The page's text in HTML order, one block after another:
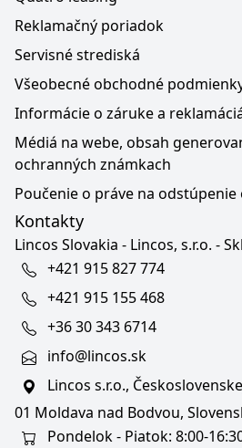
Reklamačný poriadok
Servisné strediská
Všeobecné obchodné
Informácie o záruke a
Médiá na webe, obsah
ochranných známkach
Poučenie o práve na odstúpenie
Kontakty
Lincos Slovakia - Lincos, s.r.o. -
+421 915 827 774
+421 915 155 468
+36 30 343 6714
info@lincos.sk
Lincos s.r.o.,
01 Moldava nad Bodvou,
Pondelok - Piatok: 8:00-